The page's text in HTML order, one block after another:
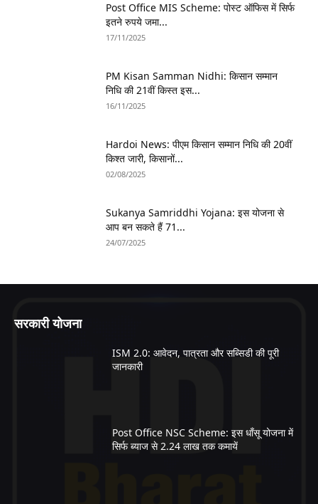
Post Office MIS Scheme: पोस्ट ऑफिस में सिर्फ
इतने रुपये जमा...
17/11/2025
PM Kisan Samman Nidhi: किसान सम्मान
निधि की 21वीं किस्त इस...
16/11/2025
Hardoi News: पीएम किसान सम्मान निधि की 20वीं
किश्त जारी, किसानों...
02/08/2025
Sukanya Samriddhi Yojana: इस योजना से
आप बन सकते हैं 71...
24/07/2025
सरकारी योजना
ISM 2.0: आवेदन, पात्रता और सब्सिडी की पूरी
जानकारी
Post Office NSC Scheme: इस धाँसू योजना में
सिर्फ ब्याज से 2.24 लाख तक कमायें